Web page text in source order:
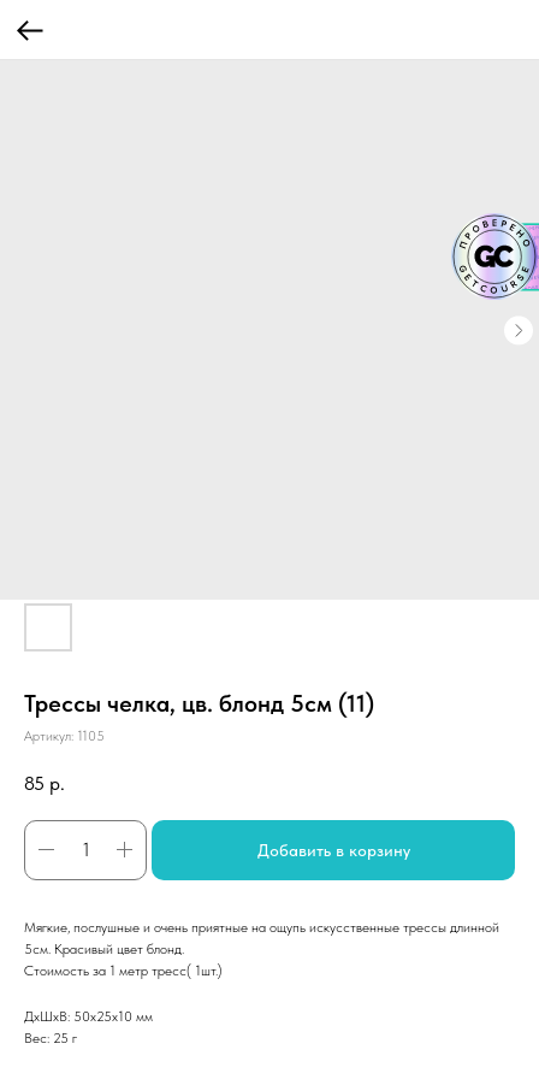
Трессы челка, цв. блонд 5см (11)
Артикул: 1105
85 р.
Добавить в корзину
Мягкие, послушные и очень приятные на ощупь искусственные трессы длинной
5см. Красивый цвет блонд.
Стоимость за 1 метр тресс( 1шт.)
ДxШxВ: 50x25x10 мм
Вес: 25 г